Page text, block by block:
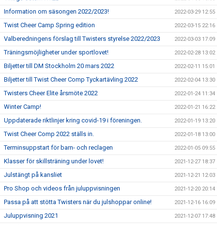
Information om säsongen 2022/2023! 2022-03-29 12:55
Twist Cheer Camp Spring edition 2022-03-15 22:16
Valberedningens förslag till Twisters styrelse 2022/2023 2022-03-03 17:09
Träningsmöjligheter under sportlovet! 2022-02-28 13:02
Biljetter till DM Stockholm 20 mars 2022 2022-02-11 15:01
Biljetter till Twist Cheer Comp Tyckartävling 2022 2022-02-04 13:30
Twisters Cheer Elite årsmöte 2022 2022-01-24 11:34
Winter Camp! 2022-01-21 16:22
Uppdaterade riktlinjer kring covid-19 i föreningen. 2022-01-19 13:20
Twist Cheer Comp 2022 ställs in. 2022-01-18 13:00
Terminsuppstart för barn- och reclagen 2022-01-05 09:55
Klasser för skillsträning under lovet! 2021-12-27 18:37
Julstängt på kansliet 2021-12-21 12:03
Pro Shop och videos från juluppvisningen 2021-12-20 20:14
Passa på att stötta Twisters när du julshoppar online! 2021-12-16 16:09
Juluppvisning 2021 2021-12-07 17:48